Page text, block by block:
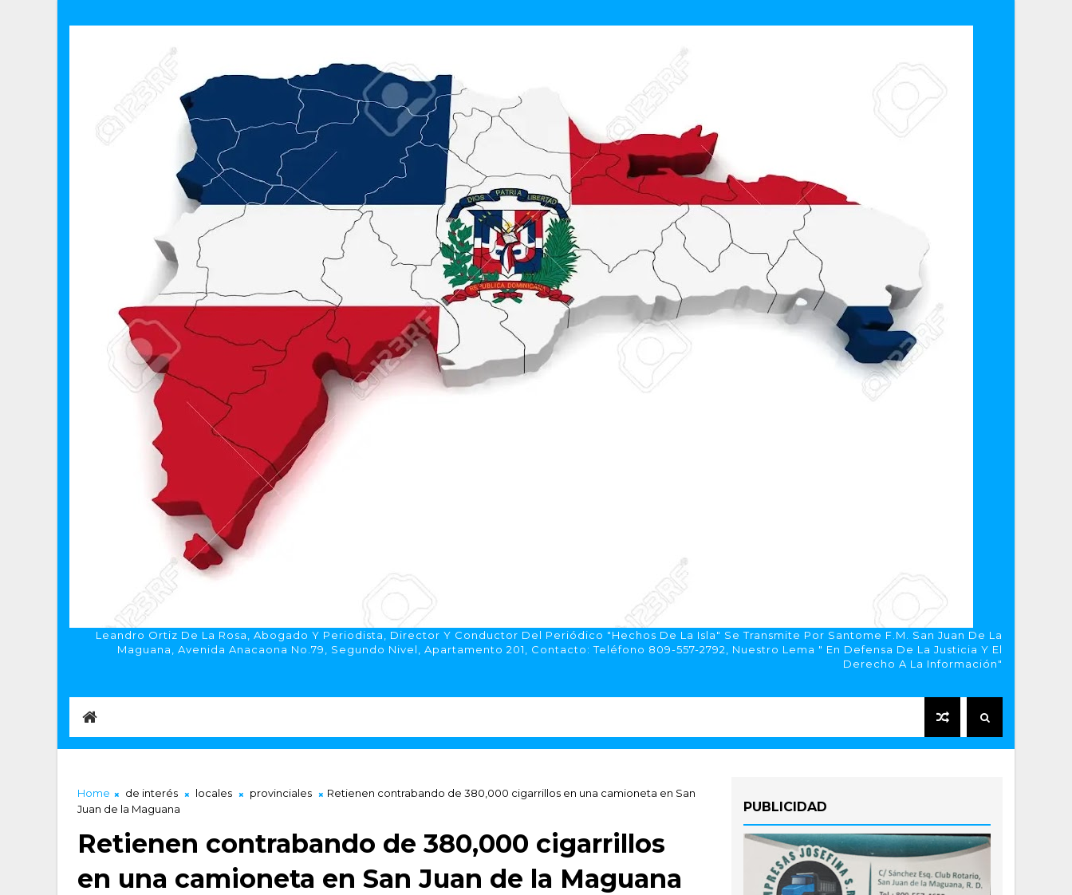
Leandro Ortiz De La Rosa, Abogado Y Periodista, Director Y Conductor Del Periódico "Hechos De La Isla" Se Transmite Por Santome F.M. San Juan De La
Maguana, Avenida Anacaona No.79, Segundo Nivel, Apartamento 201, Contacto: Teléfono 809-557-2792, Nuestro Lema " En Defensa De La Justicia Y El
Derecho A La Información"
Home de interés locales provinciales
Retienen contrabando de 380,000 cigarrillos en una camioneta en San
Juan de la Maguana
Retienen contrabando de 380,000 cigarrillos
en una camioneta en San Juan de la Maguana
PUBLICIDAD